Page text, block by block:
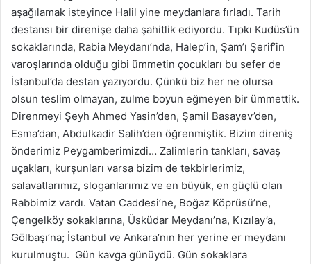
aşağılamak isteyince Halil yine meydanlara fırladı. Tarih
destansı bir direnişe daha şahitlik ediyordu. Tıpkı Kudüs’ün
sokaklarında, Rabia Meydanı’nda, Halep’in, Şam’ı Şerif’in
varoşlarında olduğu gibi ümmetin çocukları bu sefer de
İstanbul’da destan yazıyordu. Çünkü biz her ne olursa
olsun teslim olmayan, zulme boyun eğmeyen bir ümmettik.
Direnmeyi Şeyh Ahmed Yasin’den, Şamil Basayev’den,
Esma’dan, Abdulkadir Salih’den öğrenmiştik. Bizim direniş
önderimiz Peygamberimizdi… Zalimlerin tankları, savaş
uçakları, kurşunları varsa bizim de tekbirlerimiz,
salavatlarımız, sloganlarımız ve en büyük, en güçlü olan
Rabbimiz vardı. Vatan Caddesi’ne, Boğaz Köprüsü’ne,
Çengelköy sokaklarına, Üsküdar Meydanı’na, Kızılay’a,
Gölbaşı’na; İstanbul ve Ankara’nın her yerine er meydanı
kurulmuştu. Gün kavga günüydü. Gün sokaklara